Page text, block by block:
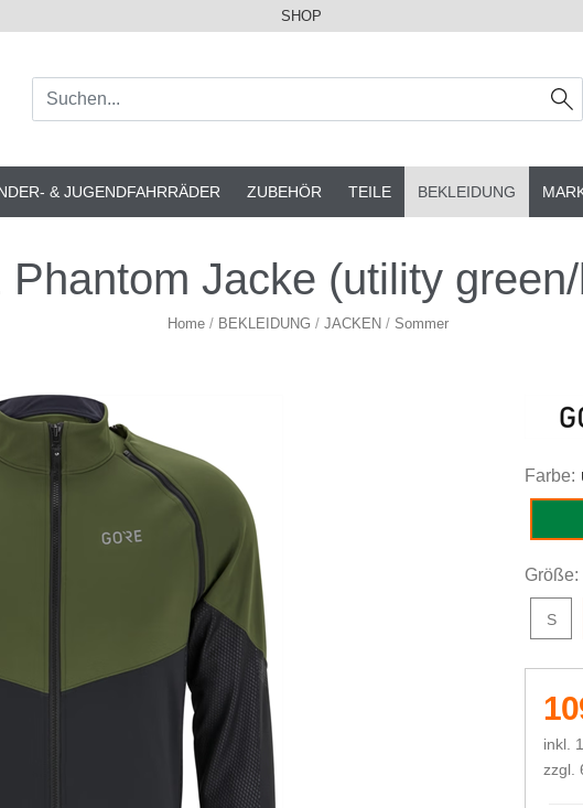
SHOP
& JUGENDFAHRRÄDER ZUBEHÖR TEILE BEKLEIDUNG
Phantom Jacke (utility
Home/ BEKLEIDUNG / JACKEN / Sommer
Farbe:
Größe:
S
inkl.
zzgl.